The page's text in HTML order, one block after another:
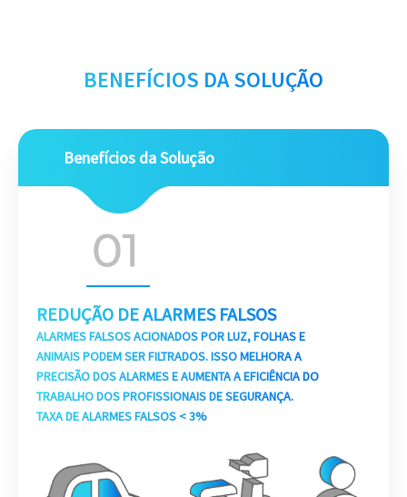
BENEFÍCIOS DA SOLUÇÃO
Benefícios da Solução
REDUÇÃO DE ALARMES FALSOS
ALARMES FALSOS ACIONADOS POR LUZ, FOLHAS E
ANIMAIS PODEM SER FILTRADOS. ISSO MELHORA A
PRECISÃO DOS ALARMES E AUMENTA A EFICIÊNCIA DO
TRABALHO DOS PROFISSIONAIS DE SEGURANÇA.
TAXA DE ALARMES FALSOS < 3%